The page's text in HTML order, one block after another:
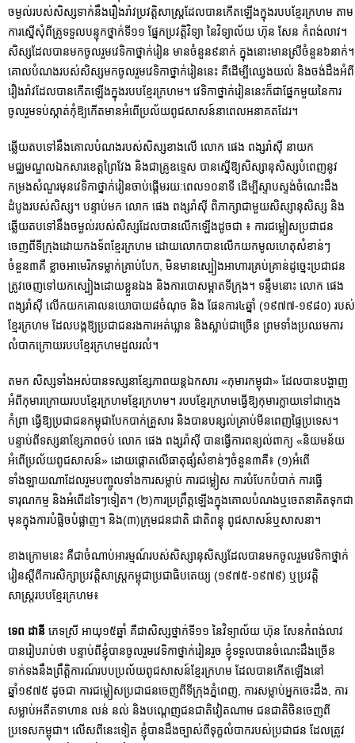
ចម្ងល់របស់សិស្សទាក់នឹងរឿងរ៉ាវប្រវត្តិសាស្រ្តដែលបានកើតឡើងក្នុងរបបខ្មែរក្រហម តាម
ការស្នើសុំពីគ្រូទទួលបន្ទុកថ្នាក់ទី១១ ផ្នែកប្រវត្តិវិទ្យា នៃវិទ្យាល័យ ហ៊ុន សែន កំពង់លាវ។
សិស្សដែលបានមកចូលរួមវេទិកាថ្នាក់រៀន មានចំនួន៩នាក់ ក្នុងនោះមានស្រីចំនួន៦នាក់។
គោលបំណងរបស់សិស្សមកចូលរួមវេទិកាថ្នាក់រៀននេះ គឺដើម្បីឈ្វេងយល់ និងចង់ដឹងអំពី
រឿងរ៉ាវដែលបានកើតឡើងក្នុងរបបខ្មែរក្រហម។ វេទិកាថ្នាក់រៀននេះក៏ជាផ្នែកមួយនៃការ
ចូលរួមទប់ស្កាត់កុំឱ្យកើតមានអំពើប្រល័យពូជសាសន៍នាពេលអនាគតដែរ។
ឆ្លើយតបទៅនឹងគោលបំណងរបស់សិស្សខាងលើ លោក ផេង ពង្សរ៉ាស៊ី នាយក
មជ្ឈមណ្ឌលឯកសារខេត្តព្រៃវែង និងជាគ្រូឧទ្ទេស បានស្នើឱ្យសិស្សានុសិស្សបំពេញនូវ
កម្រងសំណួរមុនវេទិកាថ្នាក់រៀនចាប់ផ្ដើមរយៈពេល១០នាទី ដើម្បីស្ទាបស្ទង់ចំណេះដឹង
ដំបូងរបស់សិស្ស។ បន្ទាប់មក លោក ផេង ពង្សរ៉ាស៊ី ពិភាក្សាជាមួយសិស្សានុសិស្ស និង
ឆ្លើយតបទៅនឹងចម្ងល់របស់សិស្សដែលបានលើកឡើងដូចជា ៖ ការជម្លៀសប្រជាជន
ចេញពីទីក្រុងដោយកងទ័ពខ្មែរក្រហម ដោយលោកបានលើកយកមូលហេតុសំខាន់ៗ
ចំនួន៣គឺ ខ្លាចអាមេរិកទម្លាក់គ្រាប់បែក, មិនមានស្បៀងអាហារគ្រប់គ្រាន់ដូច្នេះប្រជាជន
ត្រូវចេញទៅយកស្បៀងដោយខ្លួនឯង និងការបោសម្អាតទីក្រុង។ ទន្ទឹមនោះ លោក ផេង
ពង្សរ៉ាស៊ី លើកយកគោលនយោបាយ៨ចំណុច និង ផែនការ៤ឆ្នាំ (១៩៧៧-១៩៨០) របស់
ខ្មែរក្រហម ដែលបង្កឱ្យប្រជាជនរងការអត់ឃ្លាន និងស្លាប់ជាច្រើន ព្រមទាំងប្រឈមការ
លំបាកក្រោយរបបខ្មែរក្រហមដួលរលំ។
តមក សិស្សទាំងអស់បានទស្សនាខ្សែភាពយន្តឯកសារ «កុមារកម្ពុជា» ដែលបានបង្ហាញ
អំពីកុមារក្រោយរបបខ្មែរក្រហមខ្មែរក្រហម។ របបខ្មែរក្រហមធ្វើឱ្យកុមារក្លាយទៅជាក្មេង
កំព្រា ធ្វើឱ្យប្រជាជនកម្ពុជាបែកបាក់គ្រួសារ និងបានបន្សល់គ្រាប់មីនពេញផ្ទៃប្រទេស។
បន្ទាប់ពីទស្សនាខ្សែភាពចប់ លោក ផេង ពង្សរ៉ាស៊ី បានធ្វើការពន្យល់ពាក្យ «និយមន័យ
អំពើប្រល័យពូជសាសន៍» ដោយផ្ដោតលើធាតុផ្សំសំខាន់ៗចំនួន៣គឺ៖ (១)អំពើ
ទាំងឡាយណាដែលរួមបញ្ចូលទាំងការសម្លាប់ ការជម្លៀស ការបំបែកបំបាក់ ការធ្វើ
ទារុណកម្ម និងអំពើដទៃៗទៀត។ (២)ការប្រព្រឹត្តឡើងក្នុងគោលបំណងឬចេតនាគិតទុកជា
មុនក្នុងការបំផ្លិចបំផ្លាញ។ និង(៣)ក្រុមជនជាតិ ជាតិពន្ធុ ពូជសាសន៍ឬសាសនា។
ខាងក្រោមនេះ គឺជាចំណាប់អារម្មណ៍របស់សិស្សានុសិស្សដែលបានមកចូលរួមវេទិកាថ្នាក់
រៀនស្ដីពីការសិក្សាប្រវត្តិសាស្រ្តកម្ពុជាប្រជាធិបតេយ្យ (១៩៧៥-១៩៧៩) ឬប្រវត្តិ
សាស្រ្តរបបខ្មែរក្រហម៖
ទេព ដានី ភេទស្រី អាយុ១៥ឆ្នាំ គឺជាសិស្សថ្នាក់ទី១១ នៃវិទ្យាល័យ ហ៊ុន សែនកំពង់លាវ
បានរៀបរាប់ថា បន្ទាប់ពីខ្ញុំបានចូលរួមវេទិកាថ្នាក់រៀនរួច ខ្ញុំទទួលបានចំណេះដឹងច្រើន
ទាក់ទងនឹងព្រឹត្តិការណ៍របបប្រល័យពូជសាសន៍ខ្មែរក្រហម ដែលបានកើតឡើងនៅ
ឆ្នាំ១៩៧៥ ដូចជា ការជម្លៀសប្រជាជនចេញពីទីក្រុងភ្នំពេញ, ការសម្លាប់អ្នកចេះដឹង, ការ
សម្លាប់អតីតទាហាន លន់ នល់ និងបណ្តេញជនជាតិវៀតណាម ជនជាតិចិនចេញពី
ប្រទេសកម្ពុជា។ លើសពីនេះទៀត ខ្ញុំបានដឹងច្បាស់ពីទុក្ខលំបាករបស់ប្រជាជន ដែលត្រូវ